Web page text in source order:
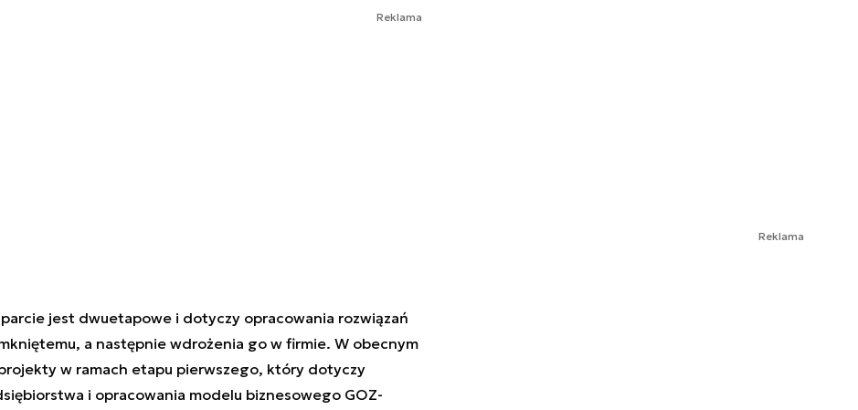
Reklama
jest dwuetapowe i dotyczy opracowania rozwiązań
a następnie wdrożenia go w firmie. W obecnym
w ramach etapu pierwszego, który dotyczy
i opracowania modelu biznesowego GOZ-
Reklama